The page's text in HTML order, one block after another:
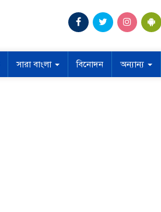
সারা বাংলা বিনোদন অন্যান্য